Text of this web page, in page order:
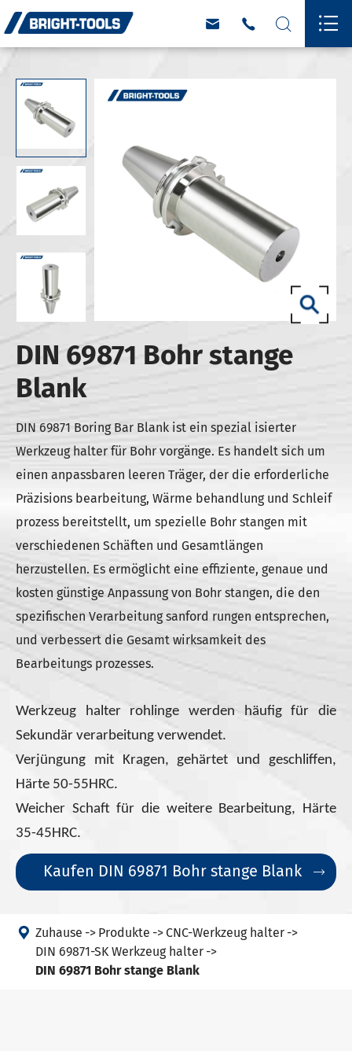
   
DIN 69871 Bohr stange
Blank
DIN 69871 Boring Bar Blank ist ein spezial isierter
Werkzeug halter für Bohr vorgänge. Es handelt sich um
einen anpassbaren leeren Träger, der die erforderliche
Präzisions bearbeitung, Wärme behandlung und Schleif
prozess bereitstellt, um spezielle Bohr stangen mit
verschiedenen Schäften und Gesamtlängen
herzustellen. Es ermöglicht eine effiziente, genaue und
kosten günstige Anpassung von Bohr stangen, die den
spezifischen Verarbeitung sanford rungen entsprechen,
und verbessert die Gesamt wirksamkeit des
Bearbeitungs prozesses.
Werkzeug halter rohlinge werden häufig für die
Sekundär verarbeitung verwendet.
Verjüngung mit Kragen, gehärtet und geschliffen,
Härte 50-55HRC.
Weicher Schaft für die weitere Bearbeitung, Härte
35-45HRC.
Kaufen DIN 69871 Bohr stange Blank 
 Zuhause Produkte
CNC-Werkzeug halter
DIN 69871-SK Werkzeug halter
DIN 69871 Bohr stange Blank